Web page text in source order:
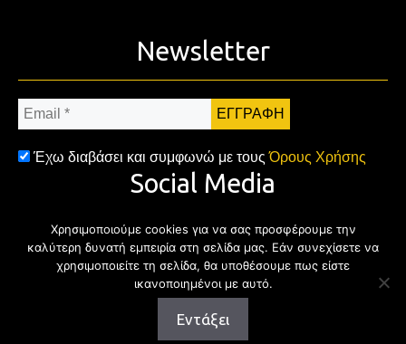
Newsletter
Email
*
Έχω διαβάσει και συμφωνώ με τουςΌρους Χρήσης
Social Media
FacebookTwitter Instagram
Copyright © 2026 | All rights reserved
Χρησιμοποιούμε cookies για να σας προσφέρουμε την
καλύτερη δυνατή εμπειρία στη σελίδα μας. Εάν συνεχίσετε να
χρησιμοποιείτε τη σελίδα, θα υποθέσουμε πως είστε
ικανοποιημένοι με αυτό.
Εντάξει